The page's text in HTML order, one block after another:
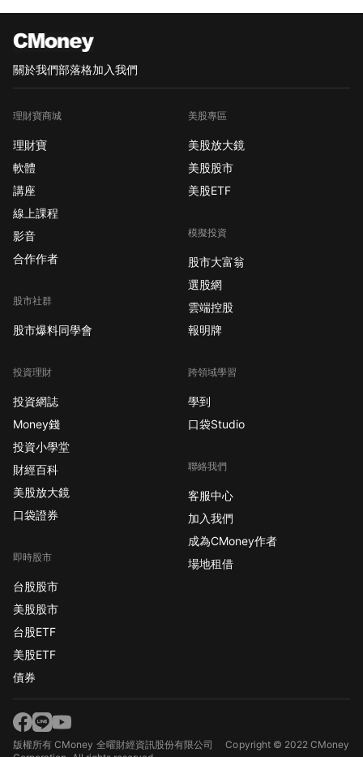
關於我們部落格加入我們
理財寶商城
理財寶
軟體
講座
線上課程
影音
合作作者
股市社群
股市爆料同學會
投資理財
投資網誌
Money錢
投資小學堂
財經百科
美股放大鏡
口袋證券
即時股市
台股股市
美股股市
台股ETF
美股ETF
債券
美股專區
美股放大鏡
美股股市
美股ETF
模擬投資
股市大富翁
選股網
雲端控股
報明牌
跨領域學習
學到
口袋Studio
聯絡我們
客服中心
加入我們
成為CMoney作者
場地租借
版權所有 CMoney 全曜財經資訊股份有限公司Copyright © 2022 CMoney